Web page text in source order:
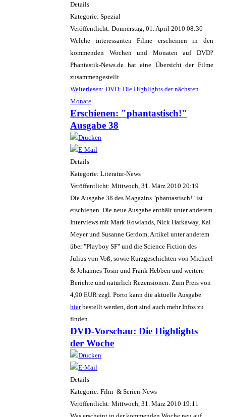
Details
Kategorie: Spezial
Veröffentlicht: Donnerstag, 01. April 2010 08:36
Welche interessanten Filme erscheinen in den
kommenden Wochen und Monaten auf DVD?
Phantastik-News.de hat eine Übersicht der Filme
zusammengestellt.
Weiterlesen: DVD: Die Highlights der nächsten
Monate
Erschienen: "phantastisch!"
Ausgabe 38
Details
Kategorie: Literatur-News
Veröffentlicht: Mittwoch, 31. März 2010 20:19
Die Ausgabe 38 des Magazins "phantastisch!" ist
erschienen. Die neue Ausgabe enthält unter anderem
Interviews mit Mark Rowlands, Nick Harkaway, Kai
Meyer und Susanne Gerdom, Artikel unter anderem
über "Playboy SF" und die Science Fiction des
Julius von Voß, sowie Kurzgeschichten von Michael
& Johannes Tosin und Frank Hebben und weitere
Berichte und natürlich Rezensionen. Zum Preis von
4,90 EUR zzgl. Porto kann die aktuelle Ausgabe
hierbestellt werden, dort sind auch mehr Infos zu
finden.
DVD-Vorschau: Die Highlights
der Woche
Details
Kategorie: Film- & Serien-News
Veröffentlicht: Mittwoch, 31. März 2010 19:11